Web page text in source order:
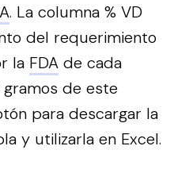
. La columna % VD
del requerimiento
la FDA de cada
de este
para descargar la
y utilizarla en Excel.